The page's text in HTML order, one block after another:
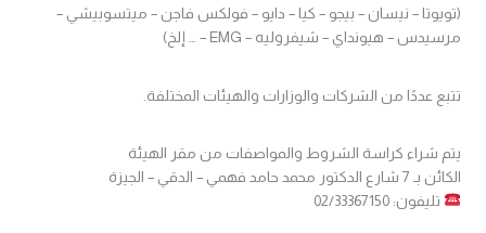
(تويوتا – نيسان – بيجو – كيا – دايو – فولكس فاجن – ميتسوبيشي –
مرسيدس – هيونداي – شيفروليه – EMG – … إلخ)
تتبع عددًا من الشركات والوزارات والهيئات المختلفة.
يتم شراء كراسة الشروط والمواصفات من مقر الهيئة
الكائن بـ 7 شارع الدكتور محمد حامد فهمي – الدقي – الجيزة
تليفون: 02/33367150